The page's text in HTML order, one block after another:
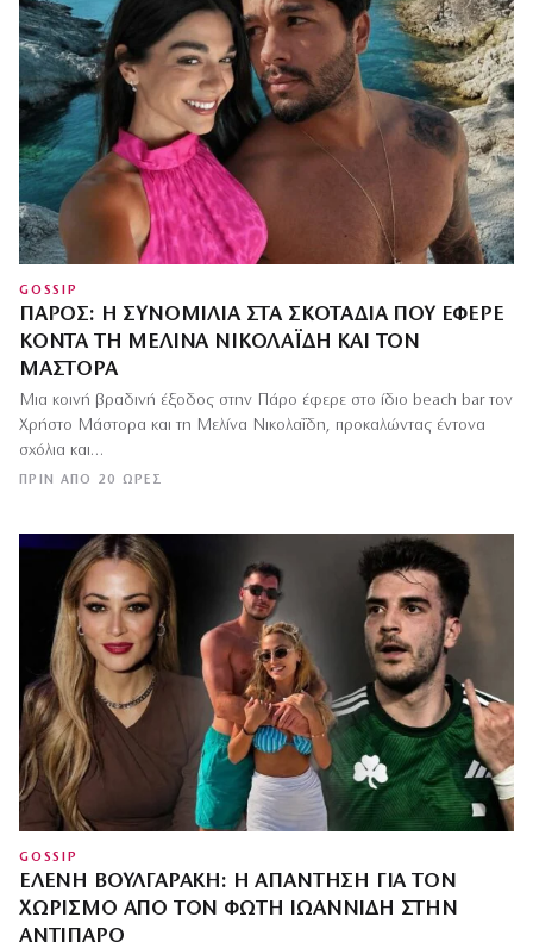
GOSSIP
ΠΆΡΟΣ: Η ΣΥΝΟΜΙΛΊΑ ΣΤΑ ΣΚΟΤΆΔΙΑ ΠΟΥ ΈΦΕΡΕ
ΚΟΝΤΆ ΤΗ ΜΕΛΊΝΑ ΝΙΚΟΛΑΪ́ΔΗ ΚΑΙ ΤΟΝ
ΜΆΣΤΟΡΑ
ΠΡΙΝ ΑΠΌ 20 ΏΡΕΣ
Μια κοινή βραδινή έξοδος στην Πάρο έφερε στο ίδιο beach bar τον
Χρήστο Μάστορα και τη Μελίνα Νικολαΐδη, προκαλώντας έντονα
σχόλια και…
GOSSIP
ΕΛΈΝΗ ΒΟΥΛΓΑΡΆΚΗ: Η ΑΠΆΝΤΗΣΗ ΓΙΑ ΤΟΝ
ΧΩΡΙΣΜΌ ΑΠΌ ΤΟΝ ΦΏΤΗ ΙΩΑΝΝΊΔΗ ΣΤΗΝ
ΑΝΤΊΠΑΡΟ